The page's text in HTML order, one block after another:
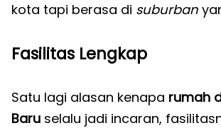
kota tapi berasa di suburban
Fasilitas Lengkap
Satu lagi alasan kenapa rumah
Baru selalu jadi incaran,